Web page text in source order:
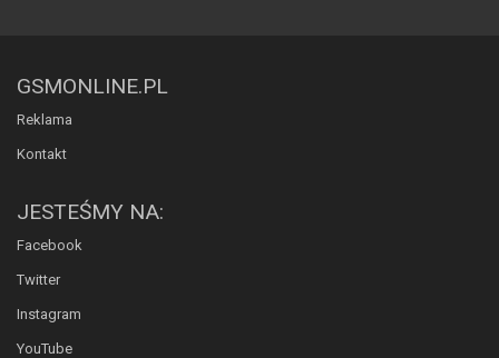
GSMONLINE.PL
Reklama
Kontakt
JESTEŚMY NA:
Facebook
Twitter
Instagram
YouTube